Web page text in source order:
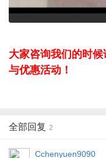
大家咨询我们的时
与优惠活动！
全部回复 2
Cchenyuen9090